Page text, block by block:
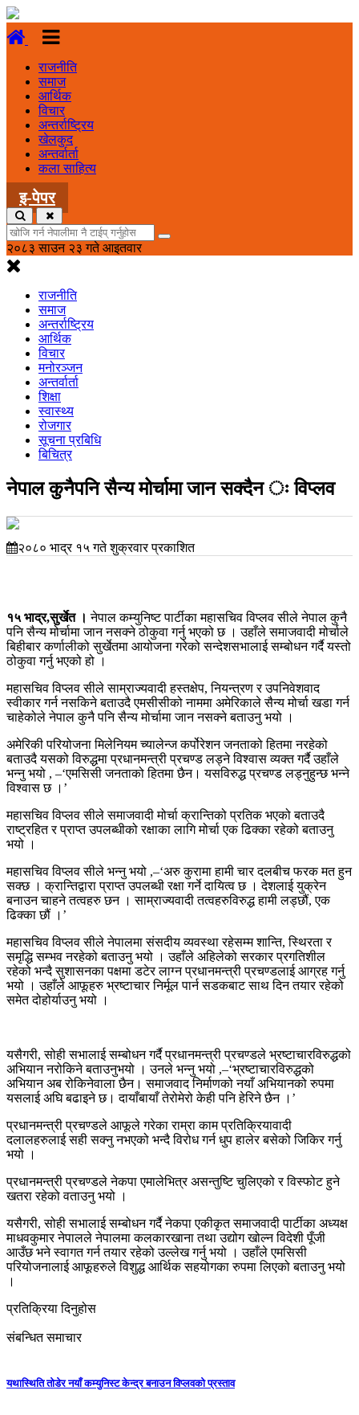
राजनीति
समाज
आर्थिक
विचार
अन्तर्राष्ट्रिय
खेलकुद
अन्तर्वार्ता
कला साहित्य
इ-पेपर
२०८३ साउन २३ गते आइतवार
राजनीति
समाज
अन्तर्राष्ट्रिय
आर्थिक
विचार
मनोरञ्जन
अन्तर्वार्ता
शिक्षा
स्वास्थ्य
रोजगार
सूचना प्रबिधि
बिचित्र
नेपाल कुनैपनि सैन्य मोर्चामा जान सक्दैन ः विप्लव
२०८० भाद्र १५ गते शुक्रवार प्रकाशित
१५ भाद्र,सुर्खेत । नेपाल कम्युनिष्ट पार्टीका महासचिव विप्लव सीले नेपाल कुनै
पनि सैन्य मोर्चामा जान नसक्ने ठोकुवा गर्नु भएको छ । उहाँले समाजवादी मोर्चाले
बिहीबार कर्णालीको सुर्खेतमा आयोजना गरेको सन्देशसभालाई सम्बोधन गर्दै यस्तो
ठोकुवा गर्नु भएको हो ।
महासचिव विप्लव सीले साम्राज्यवादी हस्तक्षेप, नियन्त्रण र उपनिवेशवाद
स्वीकार गर्न नसकिने बताउदै एमसीसीको नाममा अमेरिकाले सैन्य मोर्चा खडा गर्न
चाहेकोले नेपाल कुनै पनि सैन्य मोर्चामा जान नसक्ने बताउनु भयो ।
अमेरिकी परियोजना मिलेनियम च्यालेन्ज कर्पोरेशन जनताको हितमा नरहेको
बताउदै यसको विरुद्धमा प्रधानमन्त्री प्रचण्ड लड्ने विश्वास व्यक्त गर्दै उहाँले
भन्नु भयो , –‘एमसिसी जनताको हितमा छैन। यसविरुद्ध प्रचण्ड लड्नुहुन्छ भन्ने
विश्वास छ ।’
महासचिव विप्लव सीले समाजवादी मोर्चा क्रान्तिको प्रतिक भएको बताउदै
राष्ट्रहित र प्राप्त उपलब्धीको रक्षाका लागि मोर्चा एक ढिक्का रहेको बताउनु
भयो ।
महासचिव विप्लव सीले भन्नु भयो ,–‘अरु कुरामा हामी चार दलबीच फरक मत हुन
सक्छ । क्रान्तिद्वारा प्राप्त उपलब्धी रक्षा गर्ने दायित्व छ । देशलाई युक्रेन
बनाउन चाहने तत्वहरु छन । साम्राज्यवादी तत्वहरुविरुद्ध हामी लड्छौं, एक
ढिक्का छौं ।’
महासचिव विप्लव सीले नेपालमा संसदीय व्यवस्था रहेसम्म शान्ति, स्थिरता र
समृद्धि सम्भव नरहेको बताउनु भयो । उहाँले अहिलेको सरकार प्रगतिशील
रहेको भन्दै सुशासनका पक्षमा डटेर लाग्न प्रधानमन्त्री प्रचण्डलाई आग्रह गर्नु
भयो । उहाँले आफूहरु भ्रष्टाचार निर्मूल पार्न सडकबाट साथ दिन तयार रहेको
समेत दोहोर्याउनु भयो ।
यसैगरी, सोही सभालाई सम्बोधन गर्दै प्रधानमन्त्री प्रचण्डले भ्रष्टाचारविरुद्धको
अभियान नरोकिने बताउनुभयो । उनले भन्नु भयो ,–‘भ्रष्टाचारविरुद्धको
अभियान अब रोकिनेवाला छैन। समाजवाद निर्माणको नयाँ अभियानको रुपमा
यसलाई अघि बढाइने छ। दायाँबायाँ तेरोमेरो केही पनि हेरिने छैन ।’
प्रधानमन्त्री प्रचण्डले आफूले गरेका राम्रा काम प्रतिक्रियावादी
दलालहरुलाई सही सक्नु नभएको भन्दै विरोध गर्न धुप हालेर बसेको जिकिर गर्नु
भयो ।
प्रधानमन्त्री प्रचण्डले नेकपा एमालेभित्र असन्तुष्टि चुलिएको र विस्फोट हुने
खतरा रहेको वताउनु भयो ।
यसैगरी, सोही सभालाई सम्बोधन गर्दै नेकपा एकीकृत समाजवादी पार्टीका अध्यक्ष
माधवकुमार नेपालले नेपालमा कलकारखाना तथा उद्योग खोल्न विदेशी पूँजी
आउँछ भने स्वागत गर्न तयार रहेको उल्लेख गर्नु भयो । उहाँले एमसिसी
परियोजनालाई आफूहरुले विशुद्ध आर्थिक सहयोगका रुपमा लिएको बताउनु भयो
।
प्रतिक्रिया दिनुहोस
संबन्धित समाचार
यथास्थिति तोडेर नयाँ कम्युनिस्ट केन्द्र बनाउन विप्लवको प्रस्ताव